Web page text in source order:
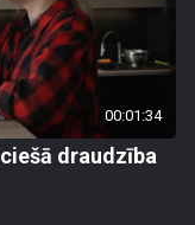
00:01:34
draudzība